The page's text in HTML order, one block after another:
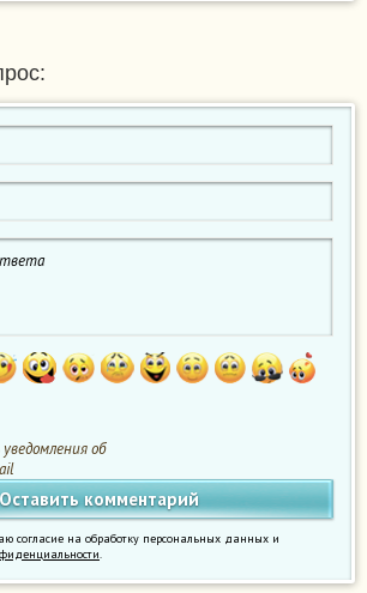
об
согласие на обработку персональных данных и
.